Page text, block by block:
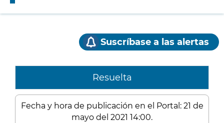
Suscríbase a las alertas
Resuelta
Fecha y hora de publicación en el Portal: 21 de
mayo del 2021 14:00.